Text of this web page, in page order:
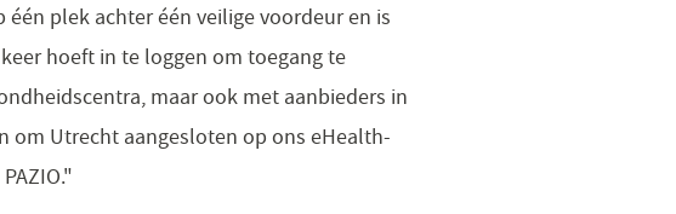
plek achter één veilige voordeur en is
hoeft in te loggen om toegang te
maar ook met aanbieders in
om Utrecht aangesloten op ons eHealth-